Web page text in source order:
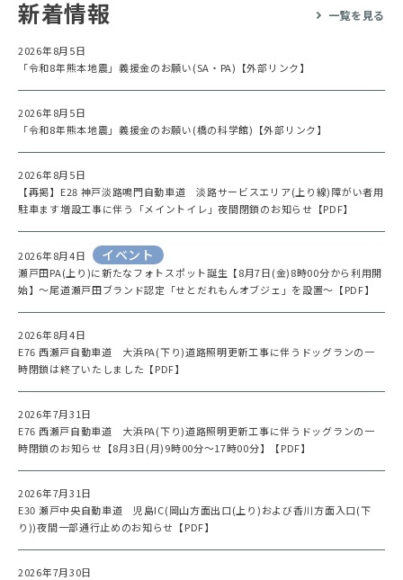
新着情報 一覧を見る
2026年8月5日
「令和8年熊本地震」義援金のお願い(SA・PA)【外部リンク】
2026年8月5日
「令和8年熊本地震」義援金のお願い(橋の科学館)【外部リンク】
2026年8月5日
【再掲】E28 神戸淡路鳴門自動車道 淡路サービスエリア(上り線)障がい者用
駐車ます増設工事に伴う「メイントイレ」夜間閉鎖のお知らせ【PDF】
2026年8月4日 イベント
瀬戸田PA(上り)に新たなフォトスポット誕生【8月7日(金)8時00分から利用開
始】～尾道瀬戸田ブランド認定「せとだれもんオブジェ」を設置～【PDF】
2026年8月4日
E76 西瀬戸自動車道 大浜PA(下り)道路照明更新工事に伴うドッグランの一
時閉鎖は終了いたしました【PDF】
2026年7月31日
E76 西瀬戸自動車道 大浜PA(下り)道路照明更新工事に伴うドッグランの一
時閉鎖のお知らせ【8月3日(月)9時00分～17時00分】【PDF】
2026年7月31日
E30 瀬戸中央自動車道 児島IC(岡山方面出口(上り)および香川方面入口(下
り))夜間一部通行止めのお知らせ【PDF】
2026年7月30日